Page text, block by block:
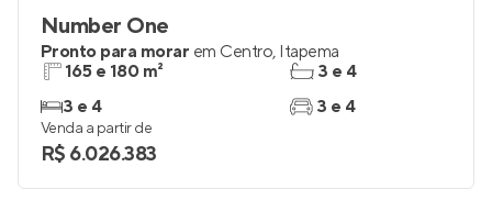
Number One
Pronto para morar em Centro, Itapema
165 e 180 m²
3 e 4
3 e 4
3 e 4
Venda a partir de
R$ 6.026.383